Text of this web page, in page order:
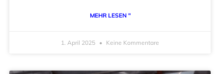
MEHR LESEN "
1. April 2025 Keine Kommentare